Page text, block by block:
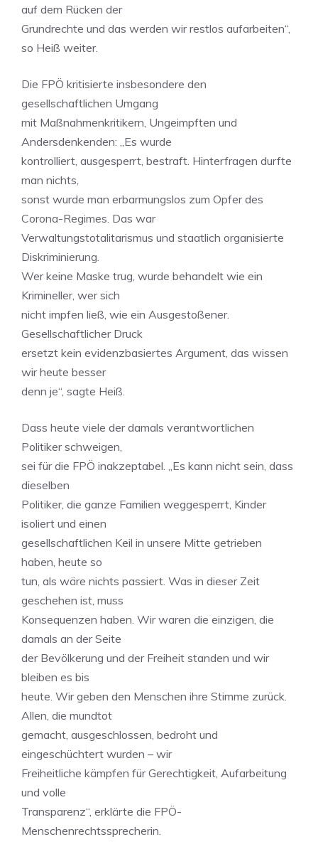
auf dem Rücken der
Grundrechte und das werden wir restlos aufarbeiten“,
so Heiß weiter.
Die FPÖ kritisierte insbesondere den
gesellschaftlichen Umgang
mit Maßnahmenkritikern, Ungeimpften und
Andersdenkenden: „Es wurde
kontrolliert, ausgesperrt, bestraft. Hinterfragen durfte
man nichts,
sonst wurde man erbarmungslos zum Opfer des
Corona-Regimes. Das war
Verwaltungstotalitarismus und staatlich organisierte
Diskriminierung.
Wer keine Maske trug, wurde behandelt wie ein
Krimineller, wer sich
nicht impfen ließ, wie ein Ausgestoßener.
Gesellschaftlicher Druck
ersetzt kein evidenzbasiertes Argument, das wissen
wir heute besser
denn je“, sagte Heiß.
Dass heute viele der damals verantwortlichen
Politiker schweigen,
sei für die FPÖ inakzeptabel. „Es kann nicht sein, dass
dieselben
Politiker, die ganze Familien weggesperrt, Kinder
isoliert und einen
gesellschaftlichen Keil in unsere Mitte getrieben
haben, heute so
tun, als wäre nichts passiert. Was in dieser Zeit
geschehen ist, muss
Konsequenzen haben. Wir waren die einzigen, die
damals an der Seite
der Bevölkerung und der Freiheit standen und wir
bleiben es bis
heute. Wir geben den Menschen ihre Stimme zurück.
Allen, die mundtot
gemacht, ausgeschlossen, bedroht und
eingeschüchtert wurden – wir
Freiheitliche kämpfen für Gerechtigkeit, Aufarbeitung
und volle
Transparenz“, erklärte die FPÖ-
Menschenrechtssprecherin.